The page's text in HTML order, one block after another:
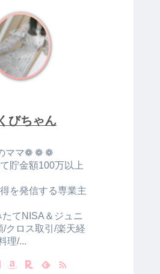
びちゃん
ママ❁ ❁ ❁
貯金額100⁡万以上
を発信する専業主
てNISA＆ジュニ
/クロス取引/楽天経
理/...⁡